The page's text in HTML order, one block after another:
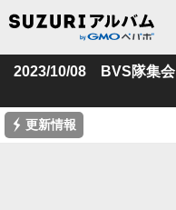
2023/10/08 BVS隊集会
⚡ 更新情報